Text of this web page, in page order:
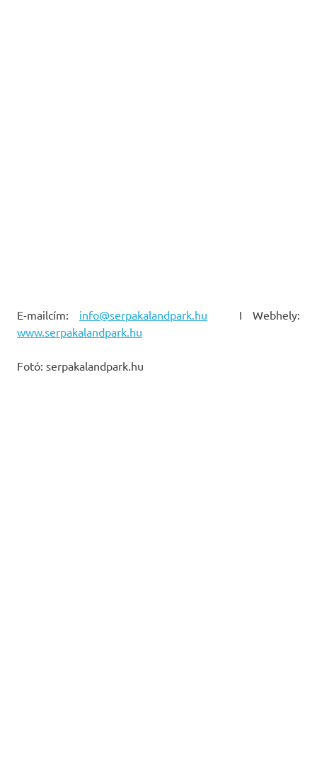
E-mailcím: info@serpakalandpark.hu I Webhely:
www.serpakalandpark.hu
Fotó: serpakalandpark.hu